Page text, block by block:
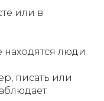
или в
люди
писать или